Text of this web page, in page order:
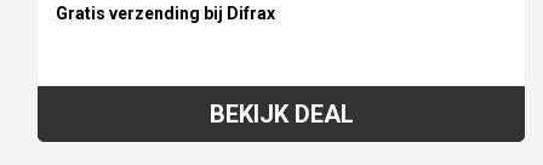
Gratis verzending bij Difrax
BEKIJK DEAL